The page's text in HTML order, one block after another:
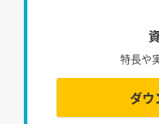
特長や
ダウ